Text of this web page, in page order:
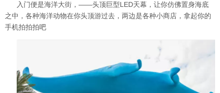
入门便是海洋大街，——头顶巨型LED天幕，让你仿佛置身海底
之中，各种海洋动物在你头顶游过去，两边是各种小商店，拿起你的
手机拍拍拍吧